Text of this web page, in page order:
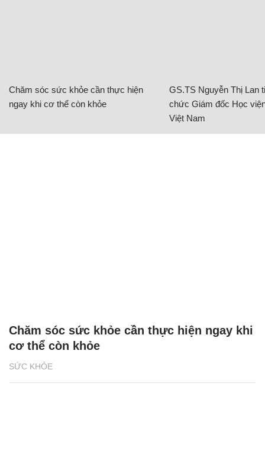
Chăm sóc sức khỏe cần thực hiện
ngay khi cơ thể còn khỏe
GS.TS Nguyễn Thị Lan
chức Giám đốc Học
Việt Nam
SỨC KHỎE
Chăm sóc sức khỏe cần thực hiện ngay khi
cơ thể còn khỏe